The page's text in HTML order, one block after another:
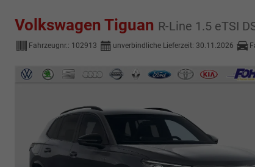
Volkswagen Tiguan R-Line 1.5 eTSI
Fahrzeugnr.: 102913 unverbindliche Lieferzeit: 30.11.2026